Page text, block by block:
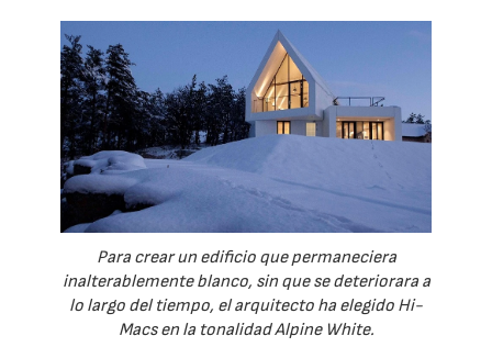
Para crear un edificio que permaneciera
inalterablemente blanco, sin que se deteriorara a
lo largo del tiempo, el arquitecto ha elegido Hi-
Macs en la tonalidad Alpine White.